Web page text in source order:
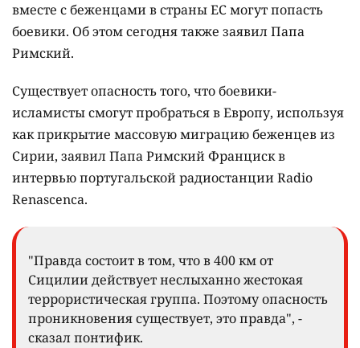
вместе с беженцами в страны ЕС могут попасть
боевики. Об этом сегодня также заявил Папа
Римский.
Существует опасность того, что боевики-
исламисты смогут пробраться в Европу, используя
как прикрытие массовую миграцию беженцев из
Сирии, заявил Папа Римский Франциск в
интервью португальской радиостанции Radio
Renascenca.
"Правда состоит в том, что в 400 км от
Сицилии действует неслыханно жестокая
террористическая группа. Поэтому опасность
проникновения существует, это правда", -
сказал понтифик.